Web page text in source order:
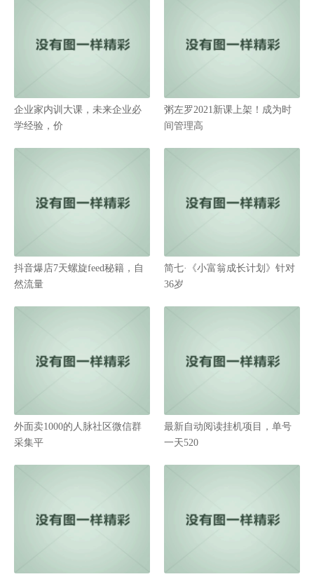
企业家内训大课，未来企业必
学经验，价
粥左罗2021新课上架！成为时
间管理高
抖音爆店7天螺旋feed秘籍，自
然流量
简七·《小富翁成长计划》针对
36岁
外面卖1000的人脉社区微信群
采集平
最新自动阅读挂机项目，单号
一天520